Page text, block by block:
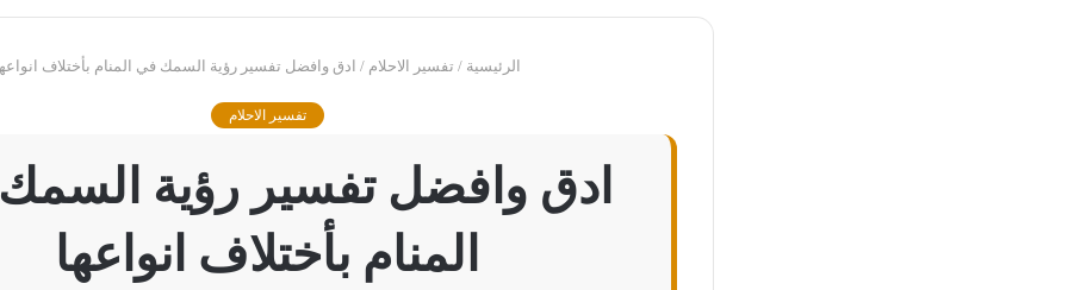
الرئيسية / تفسير الاحلام / ادق وافضل تفسير رؤية السمك في المنام بأختلاف
تفسير الاحلام
ادق وافضل تفسير رؤية
المنام بأختلاف انواعها